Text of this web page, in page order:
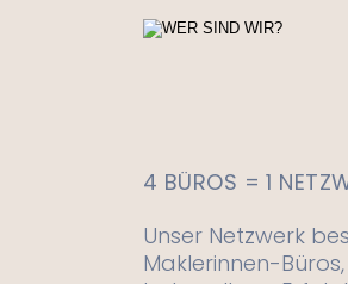
4 BÜROS = 1
Unser Netzwerk
Maklerinnen-